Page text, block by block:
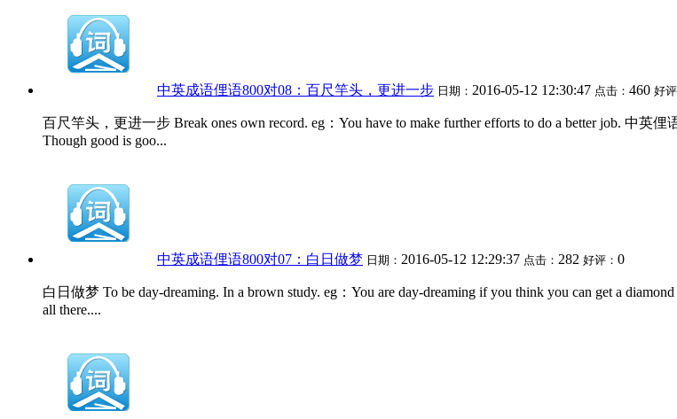
中英成语俚语800对08：百尺竿头，更进一步 日期： 2016-05-12 12:30:47 点击： 460 好评
百尺竿头，更进一步 Break ones own record. eg：You have to make further efforts to do a better job.
Though good is goo...
中英成语俚语800对07：白日做梦 日期： 2016-05-12 12:29:37 点击： 282 好评： 0
白日做梦 To be day-dreaming. In a brown study. eg：You are day-dreaming if you think you can get a
all there....